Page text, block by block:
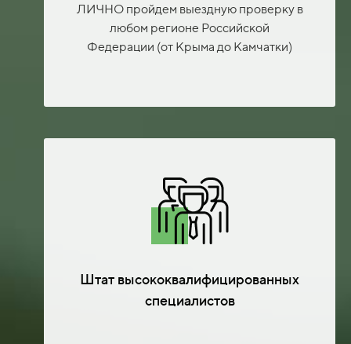
ЛИЧНО пройдем выездную проверку в
любом регионе Российской
Федерации (от Крыма до Камчатки)
Штат высококвалифицированных
специалистов